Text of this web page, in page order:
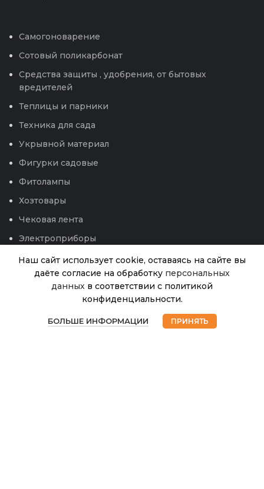
Самогоноварение
Сотовый поликарбонат
Средства защиты , удобрения, от бытовых
вредителей
Теплицы и парники
Техника для сада
Укрывной материал
Фигурки садовые
Фитолампы
Хозтовары
Чековая лента
Электроприборы
Наш сайт использует cookie, оставаясь на сайте вы
даёте согласие на обработку персональных
данных в соответствии с политикой
конфиденциальности.
БОЛЬШЕ ИНФОРМАЦИИ ПРИНЯТЬ
Карамельный
((Сиб.сад) 0,5г
29.00₽
Нет в
Магазин Избранное Корзина Мой аккаунт